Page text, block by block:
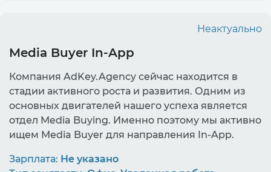
Media Buyer In-App
Неактуально
Компания AdKey.Agency сейчас находится в
стадии активного роста и развития. Одним из
основных двигателей нашего успеха является
отдел Media Buying. Именно поэтому мы активно
ищем Media Buyer для направления In-App.
Зарплата: Не указано